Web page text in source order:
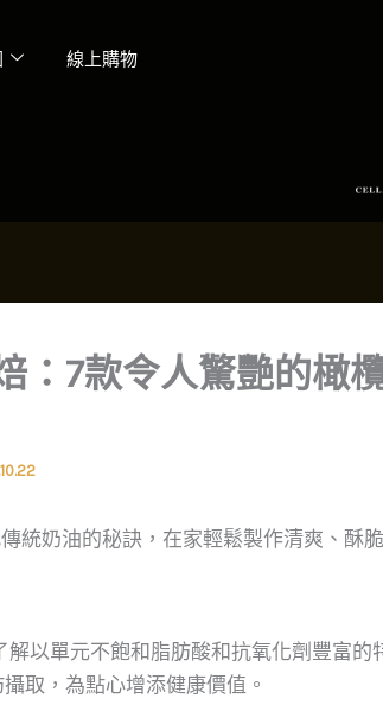
線上購物
：7款令人驚艷的橄
統奶油的秘訣，在家輕鬆製作清爽、酥
解以單元不飽和脂肪酸和抗氧化劑豐富
取，為點心增添健康價值。